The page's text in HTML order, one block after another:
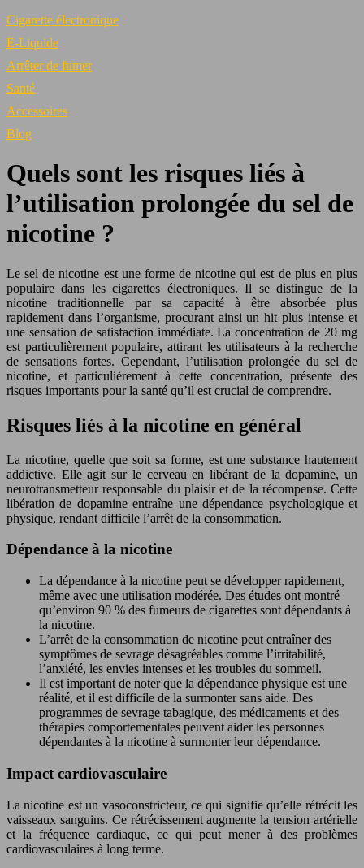
Cigarette électronique
E-Liquide
Arrêter de fumer
Santé
Accessoires
Blog
Quels sont les risques liés à
l’utilisation prolongée du sel de
nicotine ?
Le sel de nicotine est une forme de nicotine qui est de plus en plus
populaire dans les cigarettes électroniques. Il se distingue de la
nicotine traditionnelle par sa capacité à être absorbée plus
rapidement dans l’organisme, procurant ainsi un hit plus intense et
une sensation de satisfaction immédiate. La concentration de 20 mg
est particulièrement populaire, attirant les utilisateurs à la recherche
de sensations fortes. Cependant, l’utilisation prolongée du sel de
nicotine, et particulièrement à cette concentration, présente des
risques importants pour la santé qu’il est crucial de comprendre.
Risques liés à la nicotine en général
La nicotine, quelle que soit sa forme, est une substance hautement
addictive. Elle agit sur le cerveau en libérant de la dopamine, un
neurotransmetteur responsable du plaisir et de la récompense. Cette
libération de dopamine entraîne une dépendance psychologique et
physique, rendant difficile l’arrêt de la consommation.
Dépendance à la nicotine
La dépendance à la nicotine peut se développer rapidement,
même avec une utilisation modérée. Des études ont montré
qu’environ 90 % des fumeurs de cigarettes sont dépendants à
la nicotine.
L’arrêt de la consommation de nicotine peut entraîner des
symptômes de sevrage désagréables comme l’irritabilité,
l’anxiété, les envies intenses et les troubles du sommeil.
Il est important de noter que la dépendance physique est une
réalité, et il est difficile de la surmonter sans aide. Des
programmes de sevrage tabagique, des médicaments et des
thérapies comportementales peuvent aider les personnes
dépendantes à la nicotine à surmonter leur dépendance.
Impact cardiovasculaire
La nicotine est un vasoconstricteur, ce qui signifie qu’elle rétrécit les
vaisseaux sanguins. Ce rétrécissement augmente la tension artérielle
et la fréquence cardiaque, ce qui peut mener à des problèmes
cardiovasculaires à long terme.